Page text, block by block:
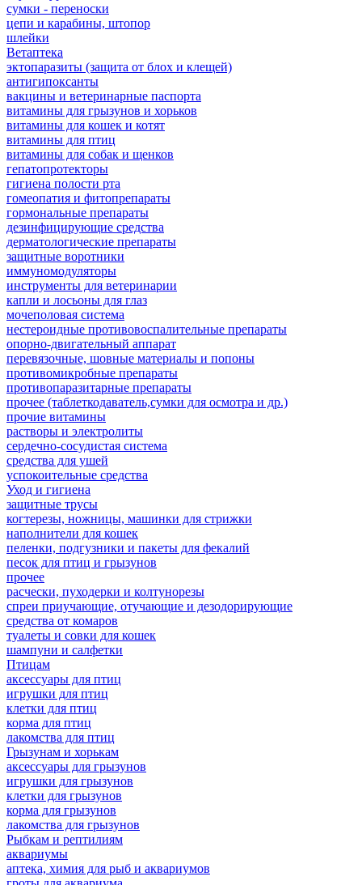
сумки - переноски
цепи и карабины, штопор
шлейки
Ветаптека
эктопаразиты (защита от блох и клещей)
антигипоксанты
вакцины и ветеринарные паспорта
витамины для грызунов и хорьков
витамины для кошек и котят
витамины для птиц
витамины для собак и щенков
гепатопротекторы
гигиена полости рта
гомеопатия и фитопрепараты
гормональные препараты
дезинфицирующие средства
дерматологические препараты
защитные воротники
иммуномодуляторы
инструменты для ветеринарии
капли и лосьоны для глаз
мочеполовая система
нестероидные противовоспалительные препараты
опорно-двигательный аппарат
перевязочные, шовные материалы и попоны
противомикробные препараты
противопаразитарные препараты
прочее (таблеткодаватель,сумки для осмотра и др.)
прочие витамины
растворы и электролиты
сердечно-сосудистая система
средства для ушей
успокоительные средства
Уход и гигиена
защитные трусы
когтерезы, ножницы, машинки для стрижки
наполнители для кошек
пеленки, подгузники и пакеты для фекалий
песок для птиц и грызунов
прочее
расчески, пуходерки и колтунорезы
спреи приучающие, отучающие и дезодорирующие
средства от комаров
туалеты и совки для кошек
шампуни и салфетки
Птицам
аксессуары для птиц
игрушки для птиц
клетки для птиц
корма для птиц
лакомства для птиц
Грызунам и хорькам
аксессуары для грызунов
игрушки для грызунов
клетки для грызунов
корма для грызунов
лакомства для грызунов
Рыбкам и рептилиям
аквариумы
аптека, химия для рыб и аквариумов